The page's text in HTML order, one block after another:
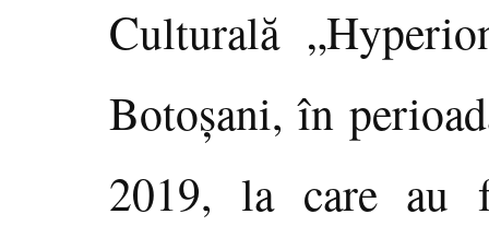
Culturală
Botoşani, în
2019, la care au